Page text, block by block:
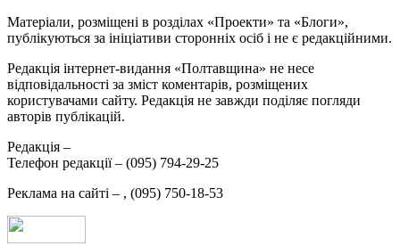
Матеріали, розміщені в розділах «Проекти» та «Блоги»,
публікуються за ініціативи сторонніх осіб і не є редакційними.
Редакція інтернет-видання «Полтавщина» не несе
відповідальності за зміст коментарів, розміщених
користувачами сайту. Редакція не завжди поділяє погляди
авторів публікацій.
Редакція –
Телефон редакції – (095) 794-29-25
Реклама на сайті – , (095) 750-18-53